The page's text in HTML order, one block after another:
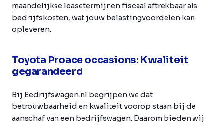
maandelijkse leasetermijnen fiscaal aftrekbaar als
bedrijfskosten, wat jouw belastingvoordelen kan
opleveren.
Toyota Proace occasions: Kwaliteit
gegarandeerd
Bij Bedrijfswagen.nl begrijpen we dat
betrouwbaarheid en kwaliteit voorop staan bij de
aanschaf van een bedrijfswagen. Daarom bieden wij